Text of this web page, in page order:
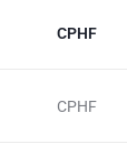
CPHF
CPHF